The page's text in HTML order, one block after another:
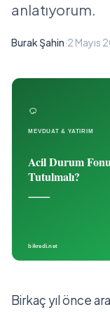
anlatıyorum.
Burak Şahin·2 Mayıs
Birkaç yıl önce